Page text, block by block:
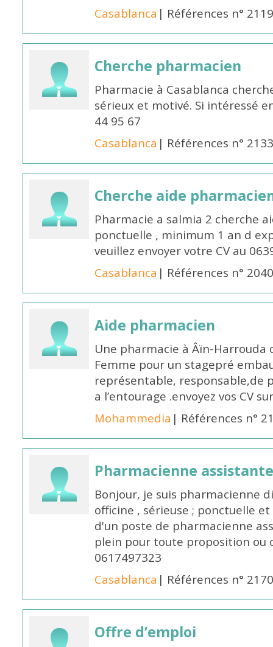
Casablanca | Références n°
Cherche pharmacien
Pharmacie à Casablanca
sérieux et motivé. Si intéressé
44 95 67
Casablanca | Références n°
Cherche aide
Pharmacie a salmia 2 cherche
ponctuelle , minimum 1 an d
veuillez envoyer votre CV au
Casablanca | Références n°
Aide pharmacien
Une pharmacie à Âïn-Harrouda
Femme pour un stagepré
représentable,
a l’entourage .envoyez vos CV
Mohammedia | Références n°
Pharmacienne
Bonjour, je suis pharmacienne
officine , sérieuse ; ponctuelle
d'un poste de pharmacienne
plein pour toute proposition ou
0617497323
Casablanca | Références n°
Offre d’emploi